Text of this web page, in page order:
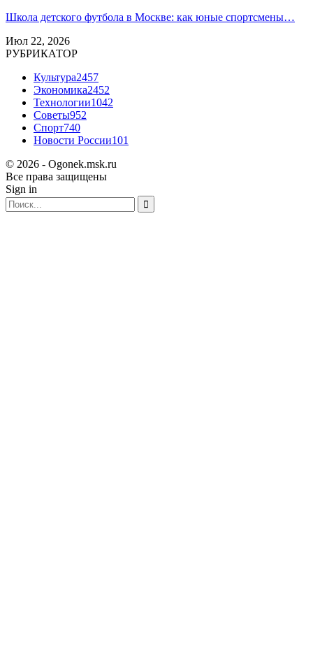
Школа детского футбола в Москве: как юные спортсмены…
Июл 22, 2026
РУБРИКАТОР
Культура2457
Экономика2452
Технологии1042
Советы952
Спорт740
Новости России101
© 2026 - Ogonek.msk.ru
Все права защищены
Sign in